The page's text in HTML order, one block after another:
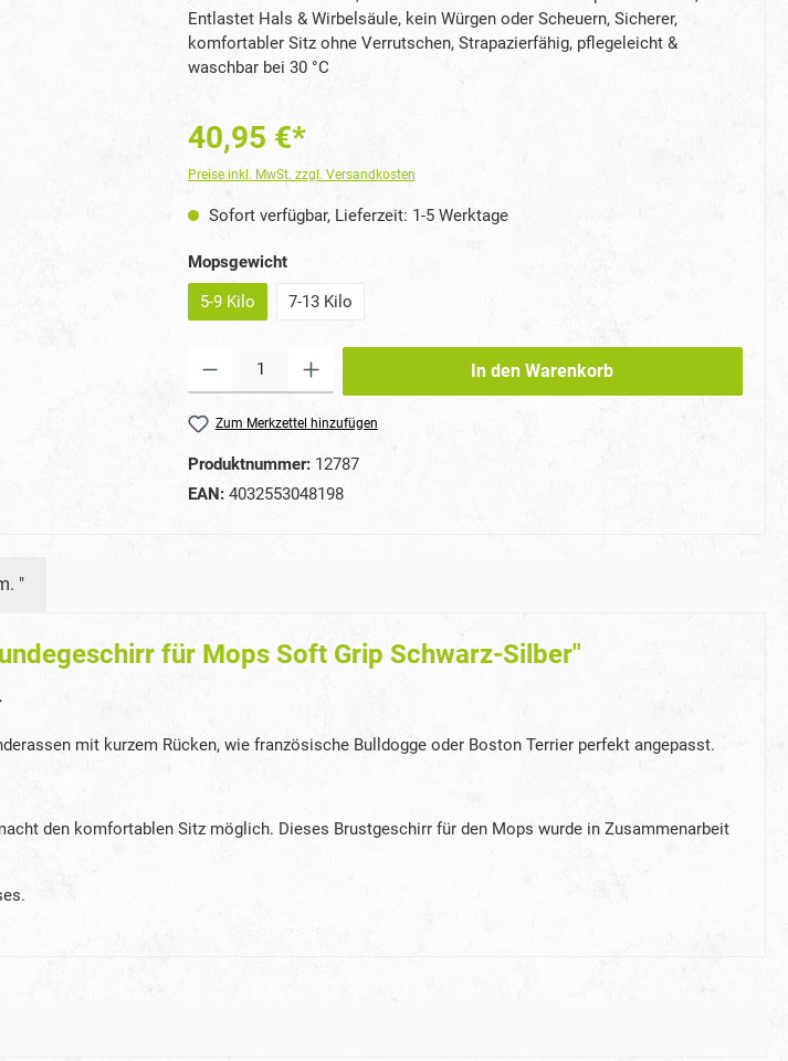
Entlastet Hals & Wirbelsäule, kein Würgen oder Scheuern, Sicherer,
komfortabler Sitz ohne Verrutschen, Strapazierfähig, pflegeleicht &
waschbar bei 30 °C
40,95 €*
Preise inkl. MwSt. zzgl. Versandkosten
Sofort verfügbar, Lieferzeit: 1-5 Werktage
Mopsgewichtauswählen
5-9 Kilo 7-13 Kilo
In den Warenkorb
Zum Merkzettel hinzufügen
Produktnummer: 12787
EAN: 4032553048198
"
für Mops Soft Grip Schwarz-Silber"
mit kurzem Rücken, wie französische Bulldogge oder Boston Terrier perfekt angepasst.
den komfortablen Sitz möglich. Dieses Brustgeschirr für den Mops wurde in Zusammenarbeit